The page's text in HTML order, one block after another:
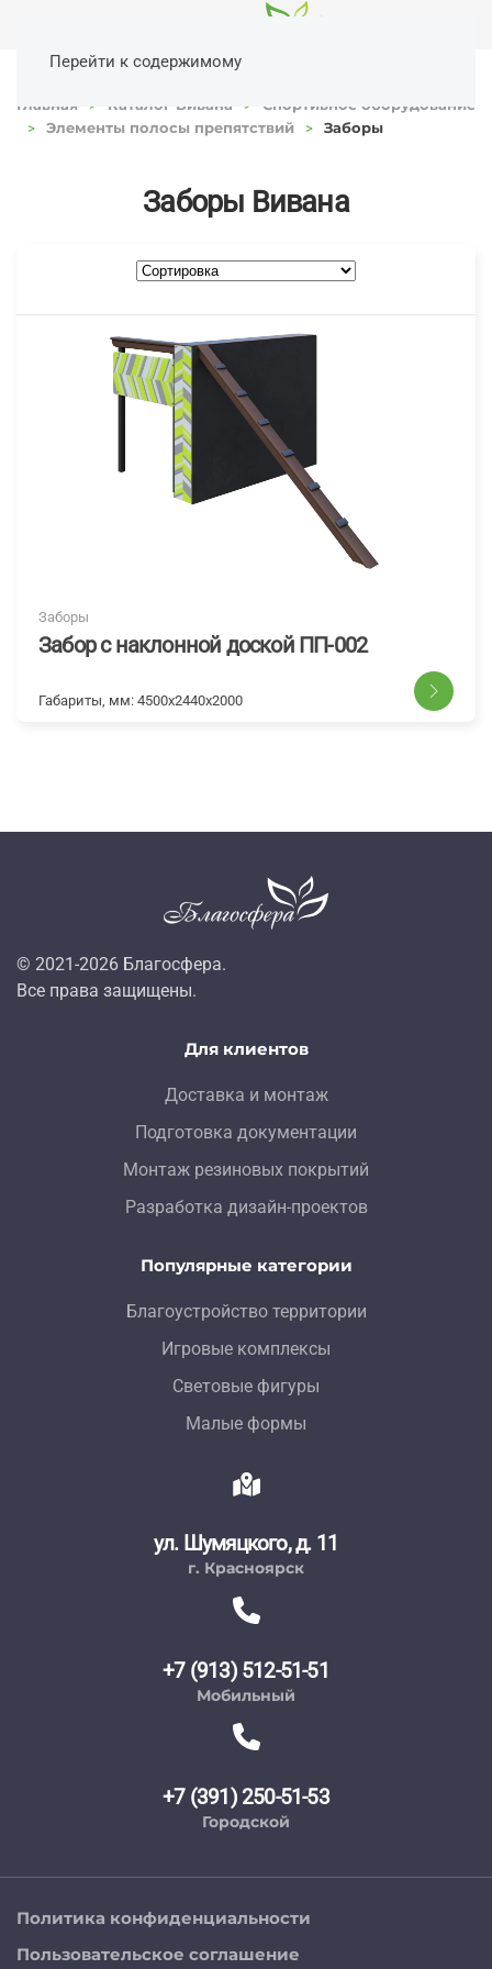
Перейти к содержимому
Главная Каталог Вивана
Спортивное оборудование
Элементы полосы препятствий
Заборы
Заборы Вивана
Заборы
Забор с наклонной доской ПП-002
Габариты, мм: 4500х2440х2000
© 2021-2026 Благосфера.
Все права защищены.
Для клиентов
Доставка и монтаж
Подготовка документации
Монтаж резиновых покрытий
Разработка дизайн-проектов
Популярные категории
Благоустройство территории
Игровые комплексы
Световые фигуры
Малые формы
ул. Шумяцкого, д. 11
г. Красноярск
+7 (913) 512-51-51
Мобильный
+7 (391) 250-51-53
Городской
Политика конфиденциальности
Пользовательское соглашение